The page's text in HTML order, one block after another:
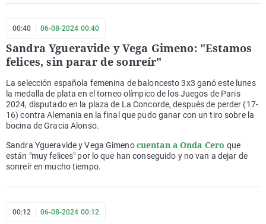
00:40 06-08-2024 00:40
Sandra Ygueravide y Vega Gimeno: "Estamos
felices, sin parar de sonreír"
La selección española femenina de baloncesto 3x3 ganó este lunes
la medalla de plata en el torneo olímpico de los Juegos de Paris
2024, disputado en la plaza de La Concorde, después de perder (17-
16) contra Alemania en la final que pudo ganar con un tiro sobre la
bocina de Gracia Alonso.
Sandra Ygueravide y Vega Gimenocuentan a Onda Ceroque
están "muy felices" por lo que han conseguido y no van a dejar de
sonreír en mucho tiempo.
00:12 06-08-2024 00:12